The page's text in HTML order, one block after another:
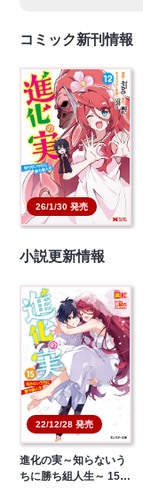
コミック新刊情報
26/1/30 発売
進化の実～知らないう
ちに勝ち組人生～ 12…
本を買う
小説更新情報
22/12/28 発売
進化の実～知らないう
ちに勝ち組人生～ 15…